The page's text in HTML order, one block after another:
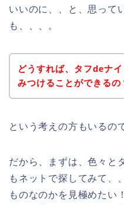
いいのに、、と、思って
も、、、。
どうすれば、タフdeナ
みつけることができるの
という考えの方もいるの
だから、まずは、色々と
もネットで探してみて、
ものなのかを見極めたい